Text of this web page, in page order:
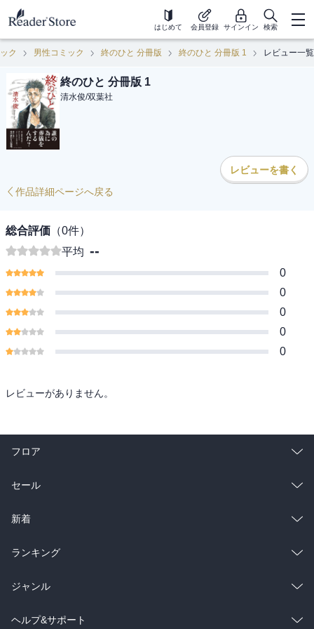
はじめて 会員登録 サインイン 検索
ク 男性コミック 終のひと 分冊版 終のひと 分冊版 1 レビュー一覧
終のひと 分冊版 1
清水俊/双葉社
レビューを書く
作品詳細ページへ戻る
総合評価 （0件）
平均 --
0
0
0
0
0
レビューがありません。
フロア
総合
ラノベ
雑誌・グラビア
BL・TL
セール
総合
ラノベ
雑誌・グラビア
BL・TL
新着
総合
ラノベ
雑誌・グラビア
ランキング
総合
ラノベ
ジャンル
コミック
ヘルプ&サポート